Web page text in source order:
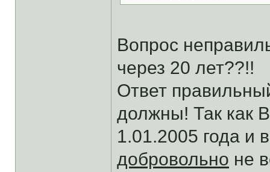
Вопрос
через 20 лет??!!
Ответ
должны! Так как
1.01.2005 года и
добровольно не